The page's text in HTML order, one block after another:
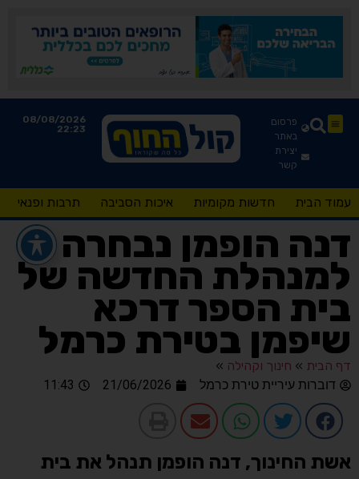
פרסום
באתר
יצירת
קשר
08/08/2026
22:23
עמוד הבית חדשות מקומיות איכות הסביבה תרבות ופנאי
דנה הופמן נבחרה
למנהלת החדשה של
בית הספר דרכא
שיפמן בטירת כרמל
דף הבית » חינוך וקהילה »
דוברות עיריית טירת כרמל
21/06/2026
11:43
אשת החינוך, דנה הופמן תנהל את בית